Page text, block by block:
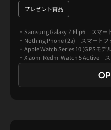
プレゼント賞品
・Samsung Galaxy Z Flip6｜スマー
・Nothing Phone (2a)｜スマートフ
・Apple Watch Series 10 (GPSモデ
・Xiaomi Redmi Watch 5 Active｜
・GoPro HERO｜アクションカメラ
・Apple Beats Solo 4｜ヘッドホン